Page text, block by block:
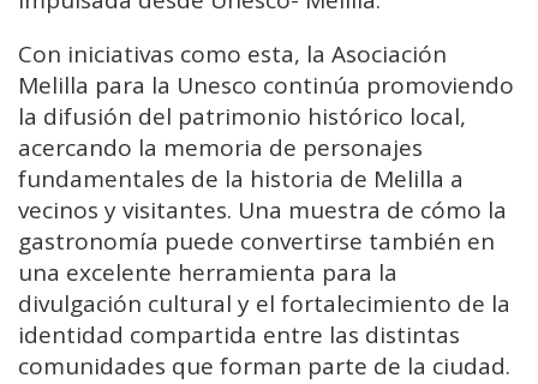
Con iniciativas como esta, la Asociación
Melilla para la Unesco continúa promoviendo
la difusión del patrimonio histórico local,
acercando la memoria de personajes
fundamentales de la historia de Melilla a
vecinos y visitantes. Una muestra de cómo la
gastronomía puede convertirse también en
una excelente herramienta para la
divulgación cultural y el fortalecimiento de la
identidad compartida entre las distintas
comunidades que forman parte de la ciudad.